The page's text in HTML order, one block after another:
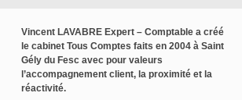
Vincent LAVABRE Expert – Comptable a créé
le cabinet Tous Comptes faits en 2004 à Saint
Gély du Fesc avec pour valeurs
l’accompagnement client, la proximité et la
réactivité.